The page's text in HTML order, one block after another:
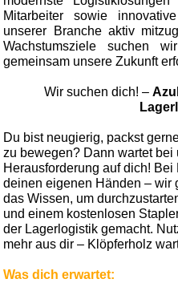
Mitarbeiter sowie
unserer Branche aktiv
Wachstumsziele suchen
gemeinsam unsere Zukunft
Wir suchen dich! –
Du bist neugierig, packst
zu bewegen? Dann wartet bei
Herausforderung auf dich!
deinen eigenen Händen – wir
das Wissen, um
und einem kostenlosen
der Lagerlogistik gemacht.
mehr aus dir – Klöpferholz
Was dich erwartet: